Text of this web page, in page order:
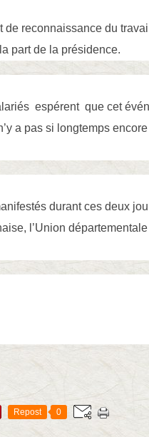
de reconnaissance du
part de la présidence.
espérent que cet
a pas si longtemps
durant ces deux
l’Union
Repost 0